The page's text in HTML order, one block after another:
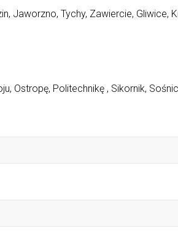
, Jaworzno, Tychy, Zawiercie, Gliwice,
Ostropę, Politechnikę , Sikornik,